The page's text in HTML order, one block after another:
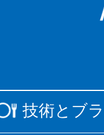
技術とブ